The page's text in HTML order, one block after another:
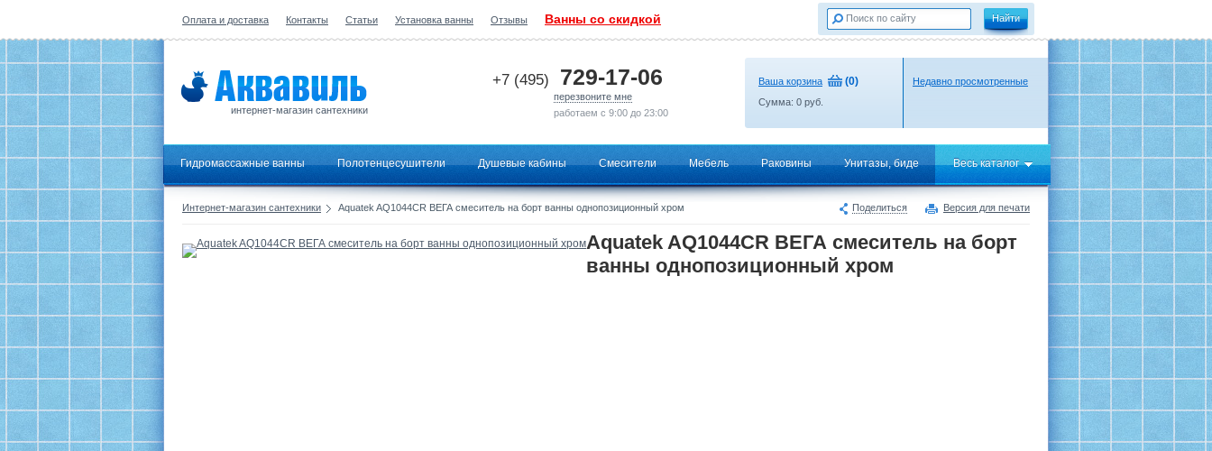
Оплата и доставка Контакты Статьи Установка ванны Отзывы Ванны со скидкой
интернет-магазин сантехники
+7 (495) 729-17-06
перезвоните мне
работаем с 9:00 до 23:00
Ваша корзина (0)
Сумма: 0 руб.
Недавно просмотренные
Гидромассажные ванны Полотенцесушители Душевые кабины Смесители Мебель Раковины Унитазы, биде Весь каталог
Поделиться Версия для печати
Интернет-магазин сантехники Aquatek AQ1044CR ВЕГА смеситель на борт ванны однопозиционный хром
Aquatek AQ1044CR ВЕГА смеситель на борт
ванны однопозиционный хром